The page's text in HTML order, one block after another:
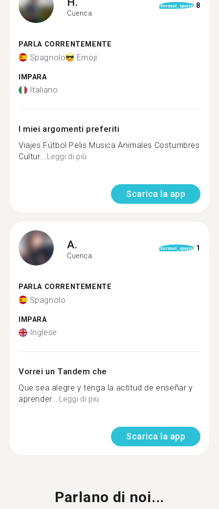
Cuenca
format_quote 8
PARLA CORRENTEMENTE
Spagnolo Emoji
IMPARA
Italiano
I miei argomenti preferiti
Viajes Fútbol Pelis Musica Animales Costumbres
Cultur...Leggi di più
Scarica la app
A.
Cuenca
format_quote 1
PARLA CORRENTEMENTE
Spagnolo
IMPARA
Inglese
Vorrei un Tandem che
Que sea alegre y tenga la actitud de enseñar y
aprender...Leggi di più
Scarica la app
Parlano di noi...